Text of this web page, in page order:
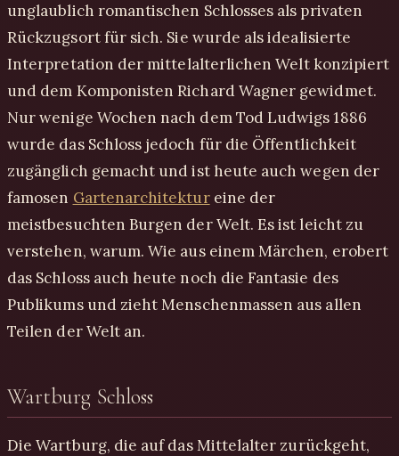
unglaublich romantischen Schlosses als privaten
Rückzugsort für sich. Sie wurde als idealisierte
Interpretation der mittelalterlichen Welt konzipiert
und dem Komponisten Richard Wagner gewidmet.
Nur wenige Wochen nach dem Tod Ludwigs 1886
wurde das Schloss jedoch für die Öffentlichkeit
zugänglich gemacht und ist heute auch wegen der
famosen Gartenarchitektureine der
meistbesuchten Burgen der Welt. Es ist leicht zu
verstehen, warum. Wie aus einem Märchen, erobert
das Schloss auch heute noch die Fantasie des
Publikums und zieht Menschenmassen aus allen
Teilen der Welt an.
Wartburg Schloss
Die Wartburg, die auf das Mittelalter zurückgeht,